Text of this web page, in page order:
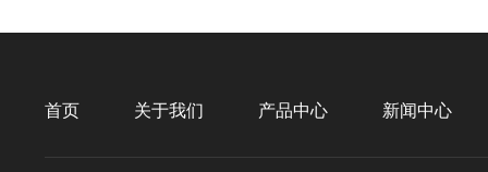
首页 关于我们 产品中心 新闻中心